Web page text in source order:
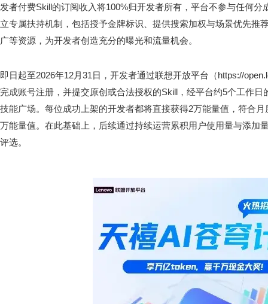
发者付费Skill的订阅收入将100%归开发者所有，平台不参与任何
立专属扶持机制，包括授予金牌标识、提供搜索加权与场景优先推
广等资源，为开发者创造充分的曝光和流量机会。
即日起至2026年12月31日，开发者通过联想开放平台（https://
完成账号注册，并提交原创或合法授权的Skill，经平台约5个工作
技能广场。每位成功上架的开发者都将直接获得2万能量值，符合
万能量值。在此基础上，后续通过持续运营累积用户使用量与添加
评选。